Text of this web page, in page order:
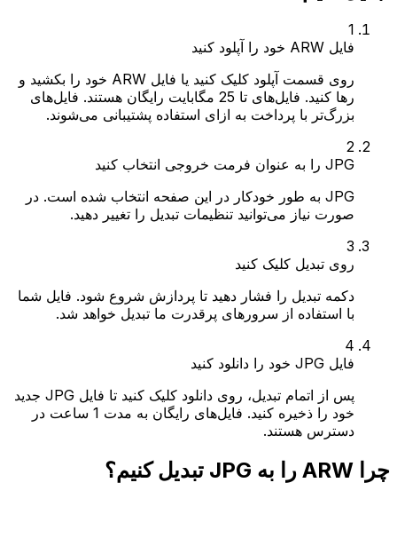
1
فایل ARW خود را آپلود کنید
روی قسمت آپلود کلیک کنید یا فایل ARW خود را بکشید و
رها کنید. فایل‌های تا 25 مگابایت رایگان هستند. فایل‌های
بزرگ‌تر با پرداخت به ازای استفاده پشتیبانی می‌شوند.
2
JPG را به عنوان فرمت خروجی انتخاب کنید
JPG به طور خودکار در این صفحه انتخاب شده است. در
صورت نیاز می‌توانید تنظیمات تبدیل را تغییر دهید.
3
روی تبدیل کلیک کنید
دکمه تبدیل را فشار دهید تا پردازش شروع شود. فایل شما
با استفاده از سرورهای پرقدرت ما تبدیل خواهد شد.
4
فایل JPG خود را دانلود کنید
پس از اتمام تبدیل، روی دانلود کلیک کنید تا فایل JPG جدید
خود را ذخیره کنید. فایل‌های رایگان به مدت 1 ساعت در
دسترس هستند.
چرا ARW را به JPG تبدیل کنیم؟